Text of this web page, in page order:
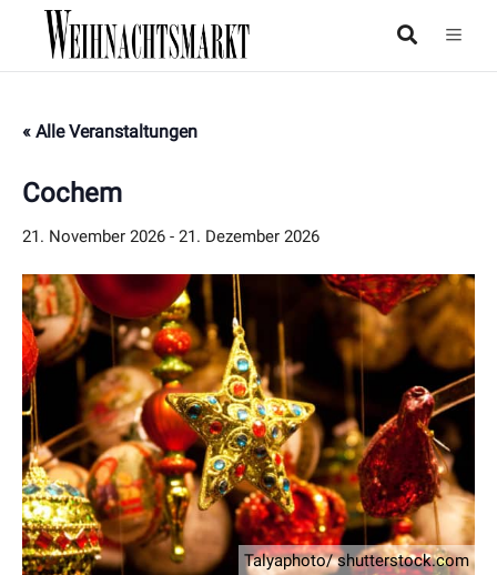
« Alle Veranstaltungen
Cochem
21. November 2026 - 21. Dezember 2026
Talyaphoto/ shutterstock.com